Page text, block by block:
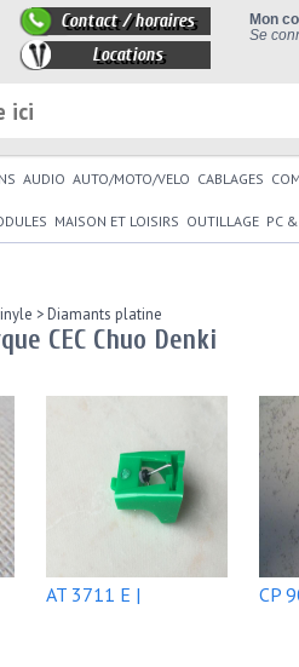
Mon
Se
Contact / horaires
Locations
AUDIO AUTO/MOTO/VELO CABLAGES
MAISON ET LOISIRS OUTILLAGE PC
>Diamants platine
CEC Chuo Denki
AT 3711 E | CP